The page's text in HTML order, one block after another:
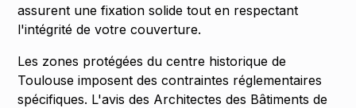
assurent une fixation solide tout en respectant
l'intégrité de votre couverture.
Les zones protégées du centre historique de
Toulouse imposent des contraintes réglementaires
spécifiques. L'avis des Architectes des Bâtiments de